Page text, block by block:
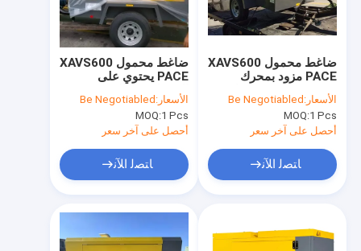
ضاغط محمول XAVS600
PACE يحتوي على
مبرد مصمم لتزويد الهواء
الأسعار: Be Negotiabled
MOQ:1 Pcs
أحصل على آخر سعر
ﺎﺘﺼﻟ ﺍﻶﻧ
ضاغط محمول XAVS600
PACE مزود بمحرك
ضغط هواء متينة
الأسعار: Be Negotiabled
MOQ:1 Pcs
أحصل على آخر سعر
ﺎﺘﺼﻟ ﺍﻶﻧ